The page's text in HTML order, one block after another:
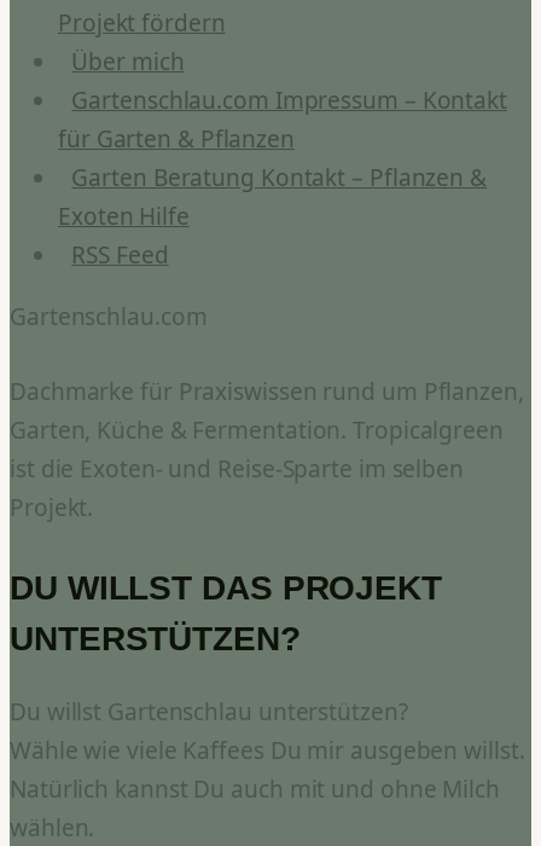
Projekt fördern
Über mich
Gartenschlau.com Impressum – Kontakt
für Garten & Pflanzen
Garten Beratung Kontakt – Pflanzen &
Exoten Hilfe
RSS Feed
Gartenschlau.com
Dachmarke für Praxiswissen rund um Pflanzen,
Garten, Küche & Fermentation. Tropicalgreen
ist die Exoten- und Reise-Sparte im selben
Projekt.
DU WILLST DAS PROJEKT
UNTERSTÜTZEN?
Du willst Gartenschlau unterstützen?
Wähle wie viele Kaffees Du mir ausgeben willst.
Natürlich kannst Du auch mit und ohne Milch
wählen.